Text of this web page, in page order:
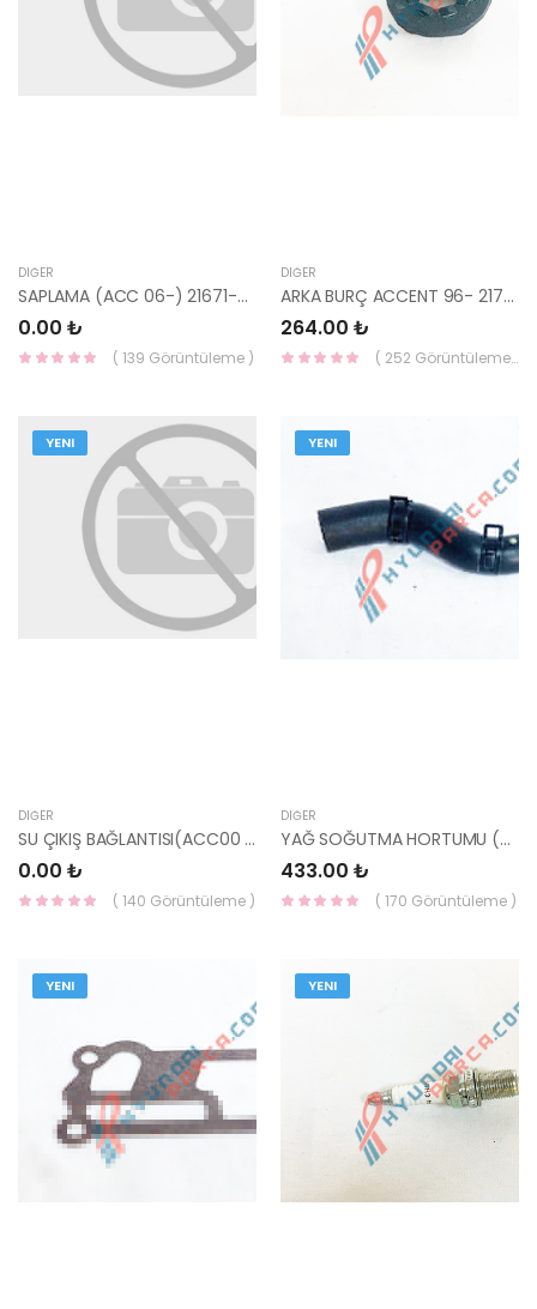
DIĞER
SAPLAMA (ACC 06-) 21671-2A101-HMC
0.00 ₺
( 139 Görüntüleme )
DIĞER
ARKA BURÇ ACCENT 96- 21724-22300-HMC
264.00 ₺
( 252 Görüntüleme )
YENI
DIĞER
SU ÇIKIŞ BAĞLANTISI(ACC00 25611-26020-YS
0.00 ₺
( 140 Görüntüleme )
YENI
DIĞER
YAĞ SOĞUTMA HORTUMU (ACC DSL) 25641-27500-HMC
433.00 ₺
( 170 Görüntüleme )
YENI YENI